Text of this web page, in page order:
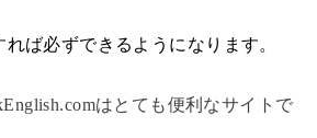
ば必ずできるようになります。
はとても便利なサイトで